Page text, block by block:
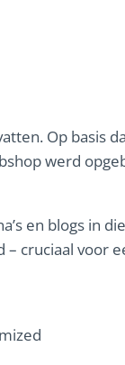
Op basis
werd
en blogs in
cruciaal voor